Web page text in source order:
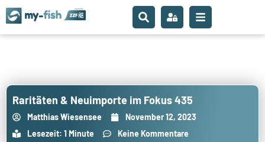
Raritäten & Neuimporte im Fokus 435
Matthias Wiesensee
November 12, 2023
Lesezeit: 1 Minute
Keine Kommentare